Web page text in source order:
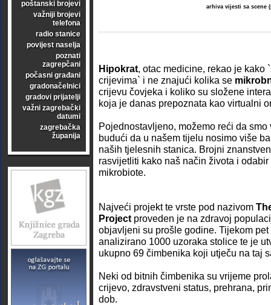
poštanski brojevi
važniji brojevi
telefona
radio stanice
povijest naselja
poznati
zagrepčani
počasni građani
gradonačelnici
gradovi prijatelji
važni zagrebački
datumi
zagrebačka
županija
arhiva vijesti sa scene
Hipokrat, otac medicine, rekao je kako
crijevima` i ne znajući kolika se
crijevu čovjeka i koliko su složene
koja je danas prepoznata kao virtualni
Pojednostavljeno, možemo reći da
budući da u našem tijelu nosimo više
naših tjelesnih stanica. Brojni
rasvijetliti kako naš način života i
mikrobiote.
Najveći projekt te vrste pod nazivom
Project proveden je na zdravoj
objavljeni su prošle godine. Tijekom
analizirano 1000 uzoraka stolice te je
ukupno 69 čimbenika koji utječu na taj
Neki od bitnih čimbenika su vrijeme
crijevo, zdravstveni status, prehrana,
dob.